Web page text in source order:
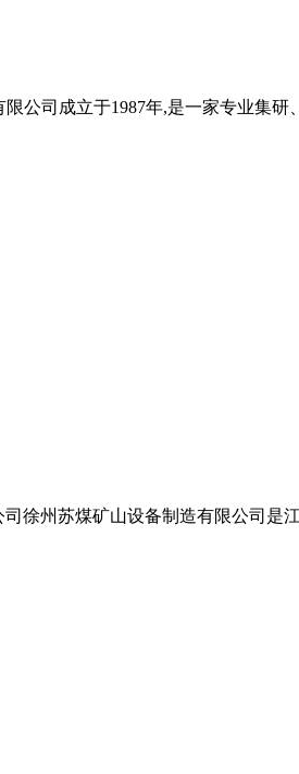
公司成立于1987年,是一家专业集
徐州苏煤矿山设备制造有限公司